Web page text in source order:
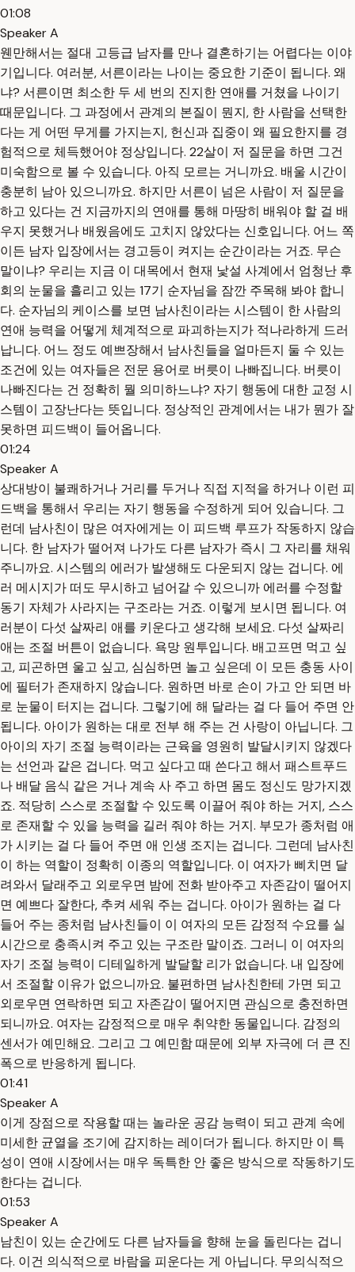
01:08
Speaker A
웬만해서는 절대 고등급 남자를 만나 결혼하기는 어렵다는 이야
기입니다. 여러분, 서른이라는 나이는 중요한 기준이 됩니다. 왜
냐? 서른이면 최소한 두 세 번의 진지한 연애를 거쳤을 나이기
때문입니다. 그 과정에서 관계의 본질이 뭔지, 한 사람을 선택한
다는 게 어떤 무게를 가지는지, 헌신과 집중이 왜 필요한지를 경
험적으로 체득했어야 정상입니다. 22살이 저 질문을 하면 그건
미숙함으로 볼 수 있습니다. 아직 모르는 거니까요. 배울 시간이
충분히 남아 있으니까요. 하지만 서른이 넘은 사람이 저 질문을
하고 있다는 건 지금까지의 연애를 통해 마땅히 배워야 할 걸 배
우지 못했거나 배웠음에도 고치지 않았다는 신호입니다. 어느 쪽
이든 남자 입장에서는 경고등이 켜지는 순간이라는 거죠. 무슨
말이냐? 우리는 지금 이 대목에서 현재 낯설 사계에서 엄청난 후
회의 눈물을 흘리고 있는 17기 순자님을 잠깐 주목해 봐야 합니
다. 순자님의 케이스를 보면 남사친이라는 시스템이 한 사람의
연애 능력을 어떻게 체계적으로 파괴하는지가 적나라하게 드러
납니다. 어느 정도 예쁘장해서 남사친들을 얼마든지 둘 수 있는
조건에 있는 여자들은 전문 용어로 버릇이 나빠집니다. 버릇이
나빠진다는 건 정확히 뭘 의미하느냐? 자기 행동에 대한 교정 시
스템이 고장난다는 뜻입니다. 정상적인 관계에서는 내가 뭔가 잘
못하면 피드백이 들어옵니다.
01:24
Speaker A
상대방이 불쾌하거나 거리를 두거나 직접 지적을 하거나 이런 피
드백을 통해서 우리는 자기 행동을 수정하게 되어 있습니다. 그
런데 남사친이 많은 여자에게는 이 피드백 루프가 작동하지 않습
니다. 한 남자가 떨어져 나가도 다른 남자가 즉시 그 자리를 채워
주니까요. 시스템의 에러가 발생해도 다운되지 않는 겁니다. 에
러 메시지가 떠도 무시하고 넘어갈 수 있으니까 에러를 수정할
동기 자체가 사라지는 구조라는 거죠. 이렇게 보시면 됩니다. 여
러분이 다섯 살짜리 애를 키운다고 생각해 보세요. 다섯 살짜리
애는 조절 버튼이 없습니다. 욕망 원투입니다. 배고프면 먹고 싶
고, 피곤하면 울고 싶고, 심심하면 놀고 싶은데 이 모든 충동 사이
에 필터가 존재하지 않습니다. 원하면 바로 손이 가고 안 되면 바
로 눈물이 터지는 겁니다. 그렇기에 해 달라는 걸 다 들어 주면 안
됩니다. 아이가 원하는 대로 전부 해 주는 건 사랑이 아닙니다. 그
아이의 자기 조절 능력이라는 근육을 영원히 발달시키지 않겠다
는 선언과 같은 겁니다. 먹고 싶다고 때 쓴다고 해서 패스트푸드
나 배달 음식 같은 거나 계속 사 주고 하면 몸도 정신도 망가지겠
죠. 적당히 스스로 조절할 수 있도록 이끌어 줘야 하는 거지, 스스
로 존재할 수 있을 능력을 길러 줘야 하는 거지. 부모가 종처럼 애
가 시키는 걸 다 들어 주면 애 인생 조지는 겁니다. 그런데 남사친
이 하는 역할이 정확히 이종의 역할입니다. 이 여자가 삐치면 달
려와서 달래주고 외로우면 밤에 전화 받아주고 자존감이 떨어지
면 예쁘다 잘한다, 추켜 세워 주는 겁니다. 아이가 원하는 걸 다
들어 주는 종처럼 남사친들이 이 여자의 모든 감정적 수요를 실
시간으로 충족시켜 주고 있는 구조란 말이죠. 그러니 이 여자의
자기 조절 능력이 디테일하게 발달할 리가 없습니다. 내 입장에
서 조절할 이유가 없으니까요. 불편하면 남사친한테 가면 되고
외로우면 연락하면 되고 자존감이 떨어지면 관심으로 충전하면
되니까요. 여자는 감정적으로 매우 취약한 동물입니다. 감정의
센서가 예민해요. 그리고 그 예민함 때문에 외부 자극에 더 큰 진
폭으로 반응하게 됩니다.
01:41
Speaker A
이게 장점으로 작용할 때는 놀라운 공감 능력이 되고 관계 속에
미세한 균열을 조기에 감지하는 레이더가 됩니다. 하지만 이 특
성이 연애 시장에서는 매우 독특한 안 좋은 방식으로 작동하기도
한다는 겁니다.
01:53
Speaker A
남친이 있는 순간에도 다른 남자들을 향해 눈을 돌린다는 겁니
다. 이건 의식적으로 바람을 피운다는 게 아닙니다. 무의식적으